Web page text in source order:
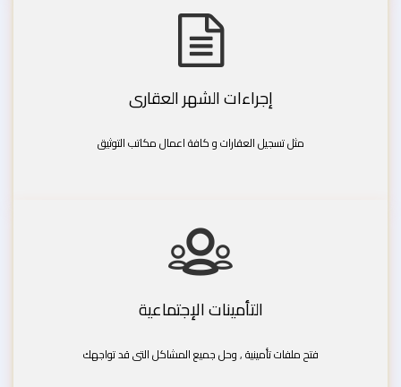
إجراءات الشهر العقارى
مثل تسجيل العقارات و كافة اعمال مكاتب التوثيق
التأمينات الإجتماعية
فتح ملفات تأمينية , وحل جميع المشاكل التى قد تواجهك